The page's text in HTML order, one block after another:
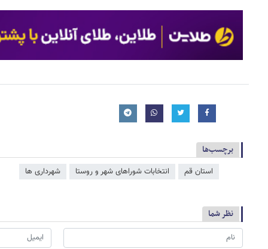
برچسب‌ها
استان قم انتخابات شوراهای شهر و روستا شهرداری ها
نظر شما